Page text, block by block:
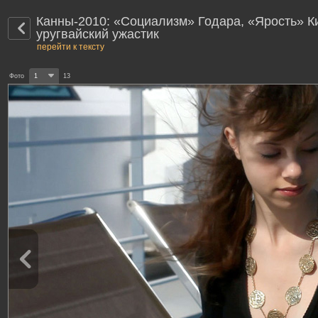
Канны-2010: «Социализм» Годара, «Ярость»
уругвайский ужастик
перейти к тексту
Фото 1 13